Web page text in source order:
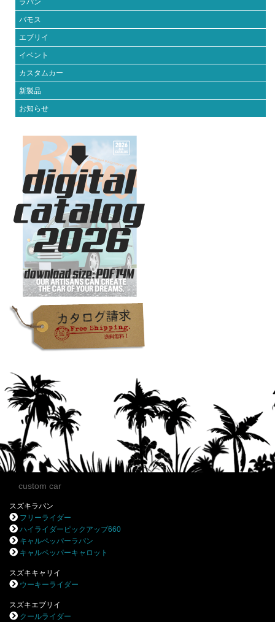
ラパン
バモス
エブリイ
イベント
カスタムカー
新製品
お知らせ
custom car
スズキラパン
フリーライダー
ハイライダーピックアップ660
キャルペッパーラパン
キャルペッパーキャロット
スズキキャリイ
ウーキーライダー
スズキエブリイ
クールライダー